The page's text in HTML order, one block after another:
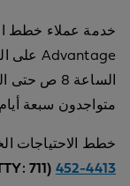
Advantage على الرقم
متواجدون سبعة
خطط الاحتياجات
452-4413
(TTY:‎ 711)